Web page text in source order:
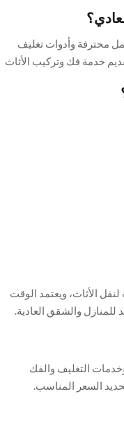
محترفة وأدوات تغليف
خدمة فك وتركيب الأثاث
الأثاث، ويعتمد الوقت
للمنازل والشقق العادية.
التغليف والفك
السعر المناسب.